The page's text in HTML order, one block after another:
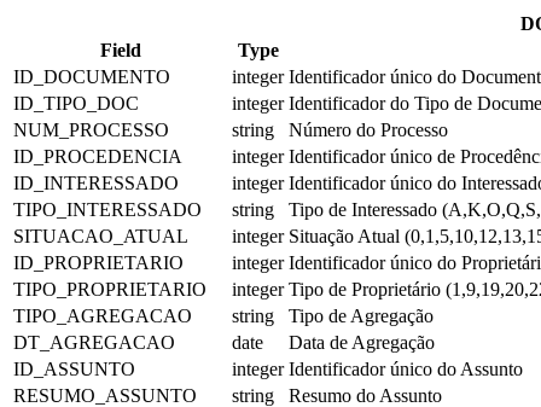
Field
Type
ID_DOCUMENTO
integer Identificador único do
ID_TIPO_DOC
integer Identificador do Tipo de
NUM_PROCESSO
string
Número do Processo
ID_PROCEDENCIA
integer Identificador único de
ID_INTERESSADO
integer Identificador único do
TIPO_INTERESSADO
string
Tipo de Interessado
SITUACAO_ATUAL
integer Situação Atual
ID_PROPRIETARIO
integer Identificador único do
TIPO_PROPRIETARIO
integer Tipo de Proprietário
TIPO_AGREGACAO
string
Tipo de Agregação
DT_AGREGACAO
date
Data de Agregação
ID_ASSUNTO
integer Identificador único do Assunto
RESUMO_ASSUNTO
string
Resumo do Assunto